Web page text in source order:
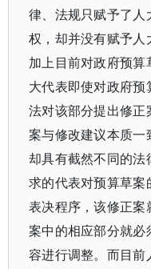
律、法规只赋予了
权，却并没有赋予
加上目前对政府预
大代表即使对政府
法对该部分提出修
案与修改建议本质一
却具有截然不同的
求的代表对预算草
表决程序，该修正
案中的相应部分就
容进行调整。而目前